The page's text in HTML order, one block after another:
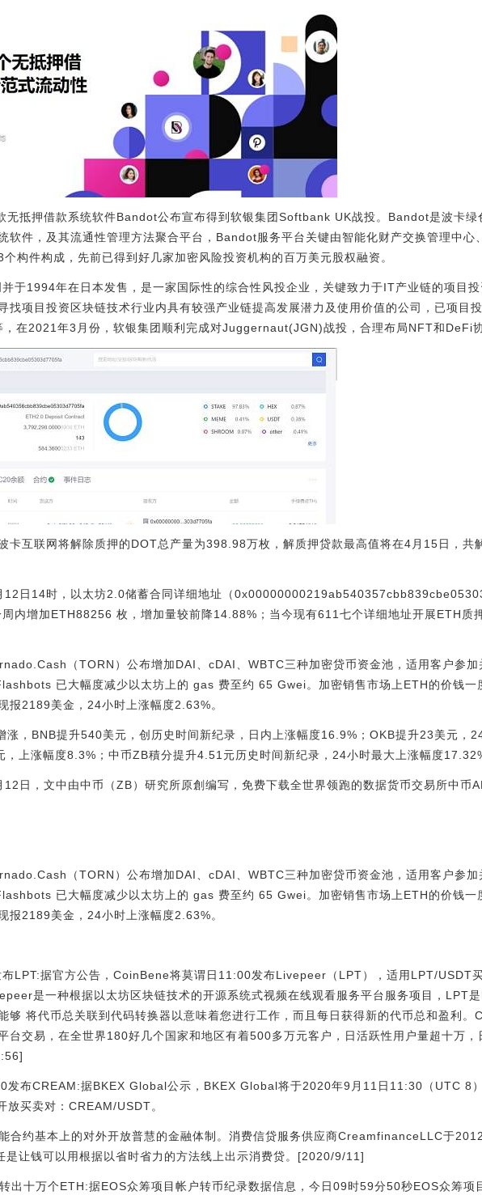
无抵押借款系统软件Bandot公布宣布得到软银集团Softbank UK战投。Bandot是波卡绿
软件，及其流通性管理方法聚合平台，Bandot服务平台关键由智能化财产交换管理中心
构件构成，先前已得到好几家加密风险投资机构的百万美元股权融资。
于1994年在日本发售，是一家国际性的综合性风投企业，关键致力于IT产业链的项目投
找项目投资区块链技术行业内具有较强产业链提高发展潜力及使用价值的公司，已项目
在2021年3月份，软银集团顺利完成对Juggernaut(JGN)战投，合理布局NFT和DeFi协
卡互联网将解除质押的DOT总产量为398.98万枚，解质押贷款最高值将在4月15日，共
12日14时，以太坊2.0储蓄合同详细地址（
内增加ETH88256 枚，增加量较前降14.88%；当今现有611七个详细地址开展ETH质
（TORN）公布增加DAI、cDAI、WBTC三种加密贷币资金池，适用客户参加
已大幅度减少以太坊上的 gas 费至约 65 Gwei。加密销售市场上ETH的价钱一
报2189美金，24小时上涨幅度2.63%。
涨，BNB提升540美元，创历史时间新纪录，日内上涨幅度16.9%；OKB提升23美元，
上涨幅度8.3%；中币ZB積分提升4.51元历史时间新纪录，24小时最大上涨幅度
日，文中由中币（ZB）研究所原創编写，免费下载全世界领跑的数据货币交易所中币
（TORN）公布增加DAI、cDAI、WBTC三种加密贷币资金池，适用客户参加
已大幅度减少以太坊上的 gas 费至约 65 Gwei。加密销售市场上ETH的价钱一
报2189美金，24小时上涨幅度2.63%。
LPT:据官方公告，CoinBene将莫谓日11:00发布Livepeer（LPT），适用LPT/USDT
是一种根据以太坊区块链技术的开源系统式视频在线观看服务平台服务项目，LPT
够 将代币总关联到代码转换器以意味着您进行工作，而且每日获得新的代币总和盈利。
台交易，在全世界180好几个国家和地区有着500多万元客户，日活跃性用户量超十万，
发布CREAM:据BKEX Global公示，BKEX Global将于2020年9月11日11:30（UTC 8
买卖对：CREAM/USDT。
合约基本上的对外开放普慧的金融体制。消费信贷服务供应商CreamfinanceLLC于
让钱可以用根据以省时省力的方法线上出示消费贷。[2020/9/11]
出十万个ETH:据EOS众筹项目帐户转币纪录数据信息，今日09时59分50秒EOS众筹项